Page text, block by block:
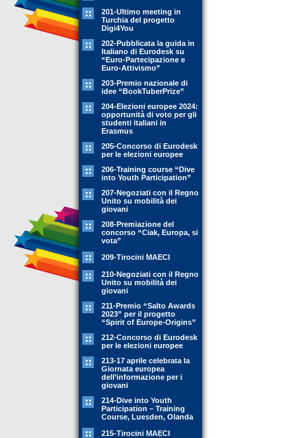
201-Ultimo meeting in
Turchia del progetto
Digi4You
202-Pubblicata la guida in
Italiano di Eurodesk su
“Euro-Partecipazione e
Euro-Attivismo”
203-Premio nazionale di
idee “BookTuberPrize”
204-Elezioni europee 2024:
opportunità di voto per gli
studenti italiani in
Erasmus
205-Concorso di Eurodesk
per le elezioni europee
206-Training course “Dive
into Youth Participation”
207-Negoziati con il Regno
Unito su mobilità dei
giovani
208-Premiazione del
concorso “Ciak, Europa, si
vota”
209-Tirocini MAECI
210-Negoziati con il Regno
Unito su mobilità dei
giovani
211-Premio “Salto Awards
2023” per il progetto
“Spirit of Europe-Origins”
212-Concorso di Eurodesk
per le elezioni europee
213-17 aprile celebrata la
Giornata europea
dell’informazione per i
giovani
214-Dive into Youth
Participation – Training
Course, Luesden, Olanda
215-Tirocini MAECI